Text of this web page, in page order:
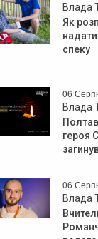
Влада
Як
спеку
06
Влада
героя
06
Влада